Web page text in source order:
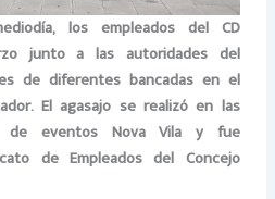
los empleados del CD
junto a las autoridades del
de diferentes bancadas en el
El agasajo se realizó en las
de eventos Nova Vila y fue
de Empleados del Concejo